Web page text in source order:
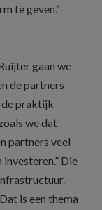
te geven.”
gaan we
de partners
de praktijk
we dat
partners veel
Die
is een thema